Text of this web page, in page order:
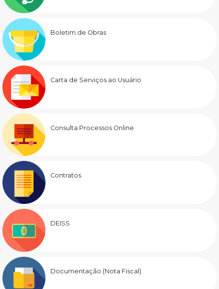
Boletim de Obras
Carta de Serviços ao Usuário
Consulta Processos Online
Contratos
DEISS
Documentação (Nota Fiscal)